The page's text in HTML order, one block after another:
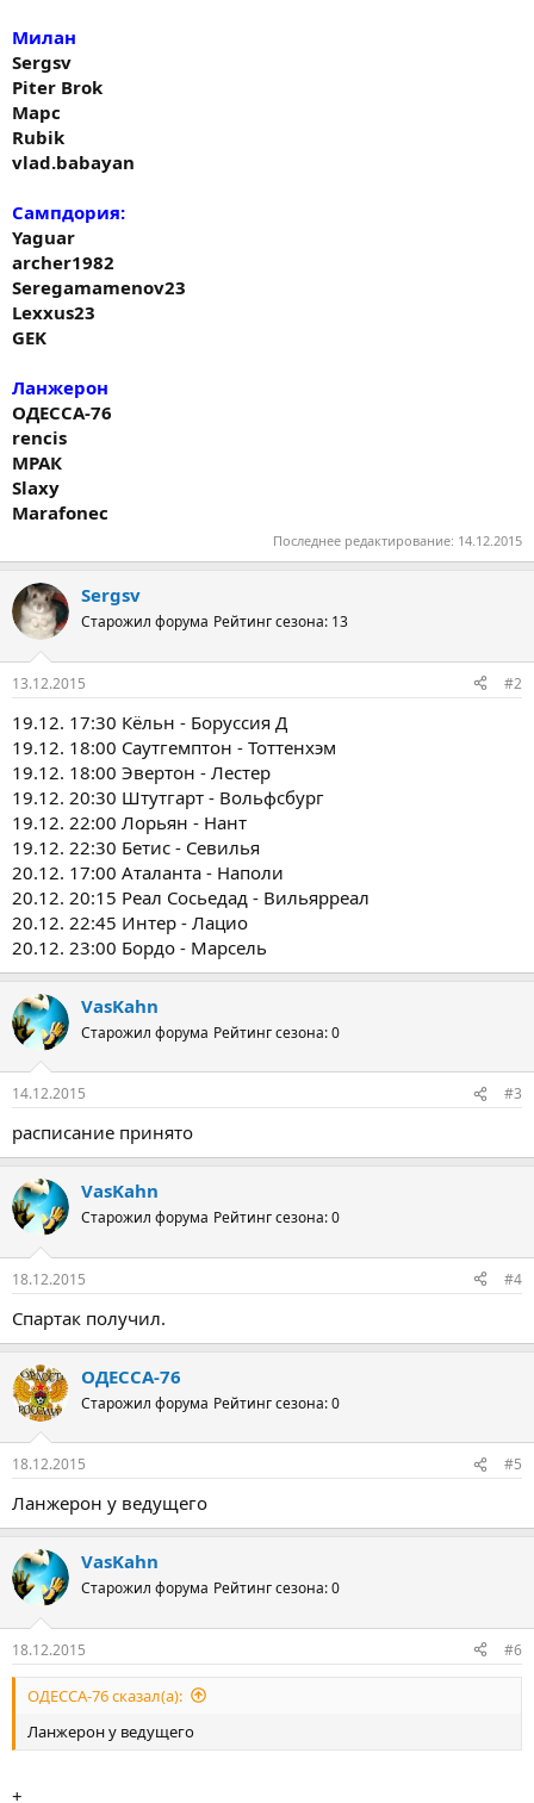
Милан
Sergsv
Piter Brok
Марс
Rubik
vlad.babayan
Сампдория:
Yaguar
archer1982
Seregamamenov23
Lexxus23
GEK
Ланжерон
ОДЕССА-76
rencis
МРАК
Slaxy
Marafonec
Последнее редактирование: 14.12.2015
Sergsv
Старожил форума Рейтинг сезона: 13
13.12.2015 #2
19.12. 17:30 Кёльн - Боруссия Д
19.12. 18:00 Саутгемптон - Тоттенхэм
19.12. 18:00 Эвертон - Лестер
19.12. 20:30 Штутгарт - Вольфсбург
19.12. 22:00 Лорьян - Нант
19.12. 22:30 Бетис - Севилья
20.12. 17:00 Аталанта - Наполи
20.12. 20:15 Реал Сосьедад - Вильярреал
20.12. 22:45 Интер - Лацио
20.12. 23:00 Бордо - Марсель
VasKahn
Старожил форума Рейтинг сезона: 0
14.12.2015 #3
расписание принято
VasKahn
Старожил форума Рейтинг сезона: 0
18.12.2015 #4
Спартак получил.
ОДЕССА-76
Старожил форума Рейтинг сезона: 0
18.12.2015 #5
Ланжерон у ведущего
VasKahn
Старожил форума Рейтинг сезона: 0
18.12.2015 #6
ОДЕССА-76 сказал(а):
Ланжерон у ведущего
+